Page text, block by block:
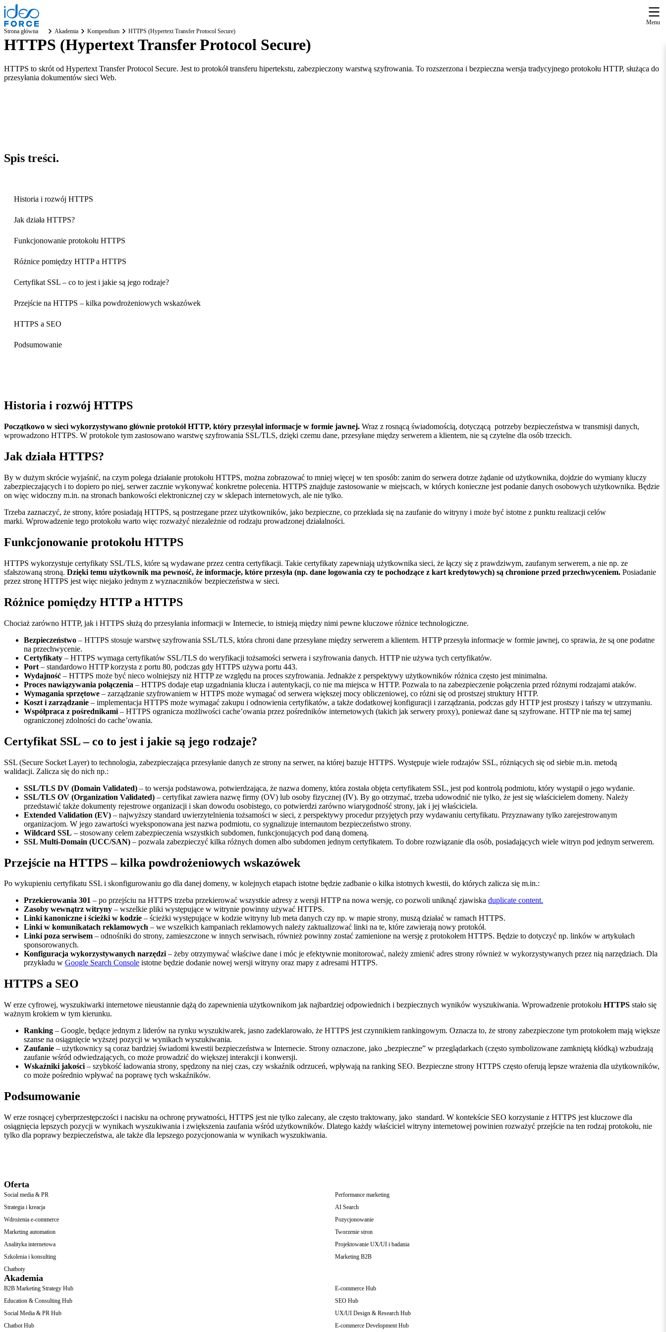
Menu
Strona główna
Akademia Kompendium HTTPS (Hypertext Transfer Protocol Secure)
HTTPS (Hypertext Transfer Protocol Secure)
HTTPS to skrót od Hypertext Transfer Protocol Secure. Jest to protokół transferu hipertekstu, zabezpieczony warstwą szyfrowania. To rozszerzona i bezpieczna wersja tradycyjnego protokołu HTTP, służąca do
przesyłania dokumentów sieci Web.
Spis treści.
Historia i rozwój HTTPS
Jak działa HTTPS?
Funkcjonowanie protokołu HTTPS
Różnice pomiędzy HTTP a HTTPS
Certyfikat SSL – co to jest i jakie są jego rodzaje?
Przejście na HTTPS – kilka powdrożeniowych wskazówek
HTTPS a SEO
Podsumowanie
Historia i rozwój HTTPS
Początkowo w sieci wykorzystywano głównie protokół HTTP, który przesyłał informacje w formie jawnej. Wraz z rosnącą świadomością, dotyczącą potrzeby bezpieczeństwa w transmisji danych,
wprowadzono HTTPS. W protokole tym zastosowano warstwę szyfrowania SSL/TLS, dzięki czemu dane, przesyłane między serwerem a klientem, nie są czytelne dla osób trzecich.
Jak działa HTTPS?
By w dużym skrócie wyjaśnić, na czym polega działanie protokołu HTTPS, można zobrazować to mniej więcej w ten sposób: zanim do serwera dotrze żądanie od użytkownika, dojdzie do wymiany kluczy
zabezpieczających i to dopiero po niej, serwer zacznie wykonywać konkretne polecenia. HTTPS znajduje zastosowanie w miejscach, w których konieczne jest podanie danych osobowych użytkownika. Będzie
on więc widoczny m.in. na stronach bankowości elektronicznej czy w sklepach internetowych, ale nie tylko.
Trzeba zaznaczyć, że strony, które posiadają HTTPS, są postrzegane przez użytkowników, jako bezpieczne, co przekłada się na zaufanie do witryny i może być istotne z punktu realizacji celów
marki. Wprowadzenie tego protokołu warto więc rozważyć niezależnie od rodzaju prowadzonej działalności.
Funkcjonowanie protokołu HTTPS
HTTPS wykorzystuje certyfikaty SSL/TLS, które są wydawane przez centra certyfikacji. Takie certyfikaty zapewniają użytkownika sieci, że łączy się z prawdziwym, zaufanym serwerem, a nie np. ze
sfałszowaną stroną. Dzięki temu użytkownik ma pewność, że informacje, które przesyła (np. dane logowania czy te pochodzące z kart kredytowych) są chronione przed przechwyceniem. Posiadanie
przez stronę HTTPS jest więc niejako jednym z wyznaczników bezpieczeństwa w sieci.
Różnice pomiędzy HTTP a HTTPS
Chociaż zarówno HTTP, jak i HTTPS służą do przesyłania informacji w Internecie, to istnieją między nimi pewne kluczowe różnice technologiczne.
Bezpieczeństwo – HTTPS stosuje warstwę szyfrowania SSL/TLS, która chroni dane przesyłane między serwerem a klientem. HTTP przesyła informacje w formie jawnej, co sprawia, że są one podatne
na przechwycenie.
Certyfikaty – HTTPS wymaga certyfikatów SSL/TLS do weryfikacji tożsamości serwera i szyfrowania danych. HTTP nie używa tych certyfikatów.
Port – standardowo HTTP korzysta z portu 80, podczas gdy HTTPS używa portu 443.
Wydajność – HTTPS może być nieco wolniejszy niż HTTP ze względu na proces szyfrowania. Jednakże z perspektywy użytkowników różnica często jest minimalna.
Proces nawiązywania połączenia – HTTPS dodaje etap uzgadniania klucza i autentykacji, co nie ma miejsca w HTTP. Pozwala to na zabezpieczenie połączenia przed różnymi rodzajami ataków.
Wymagania sprzętowe – zarządzanie szyfrowaniem w HTTPS może wymagać od serwera większej mocy obliczeniowej, co różni się od prostszej struktury HTTP.
Koszt i zarządzanie – implementacja HTTPS może wymagać zakupu i odnowienia certyfikatów, a także dodatkowej konfiguracji i zarządzania, podczas gdy HTTP jest prostszy i tańszy w utrzymaniu.
Współpraca z pośrednikami – HTTPS ogranicza możliwości cache’owania przez pośredników internetowych (takich jak serwery proxy), ponieważ dane są szyfrowane. HTTP nie ma tej samej
ograniczonej zdolności do cache’owania.
Certyfikat SSL – co to jest i jakie są jego rodzaje?
SSL (Secure Socket Layer) to technologia, zabezpieczająca przesyłanie danych ze strony na serwer, na której bazuje HTTPS. Występuje wiele rodzajów SSL, różniących się od siebie m.in. metodą
walidacji. Zalicza się do nich np.:
SSL/TLS DV (Domain Validated) – to wersja podstawowa, potwierdzająca, że nazwa domeny, która została objęta certyfikatem SSL, jest pod kontrolą podmiotu, który wystąpił o jego wydanie.
SSL/TLS OV (Organization Validated) – certyfikat zawiera nazwę firmy (OV) lub osoby fizycznej (IV). By go otrzymać, trzeba udowodnić nie tylko, że jest się właścicielem domeny. Należy
przedstawić także dokumenty rejestrowe organizacji i skan dowodu osobistego, co potwierdzi zarówno wiarygodność strony, jak i jej właściciela.
Extended Validation (EV) – najwyższy standard uwierzytelnienia tożsamości w sieci, z perspektywy procedur przyjętych przy wydawaniu certyfikatu. Przyznawany tylko zarejestrowanym
organizacjom. W jego zawartości wyeksponowana jest nazwa podmiotu, co sygnalizuje internautom bezpieczeństwo strony.
Wildcard SSL – stosowany celem zabezpieczenia wszystkich subdomen, funkcjonujących pod daną domeną.
SSL Multi-Domain (UCC/SAN) – pozwala zabezpieczyć kilka różnych domen albo subdomen jednym certyfikatem. To dobre rozwiązanie dla osób, posiadających wiele witryn pod jednym serwerem.
Przejście na HTTPS – kilka powdrożeniowych wskazówek
Po wykupieniu certyfikatu SSL i skonfigurowaniu go dla danej domeny, w kolejnych etapach istotne będzie zadbanie o kilka istotnych kwestii, do których zalicza się m.in.:
Przekierowania 301 – po przejściu na HTTPS trzeba przekierować wszystkie adresy z wersji HTTP na nowa wersję, co pozwoli uniknąć zjawiska duplicate content.
Zasoby wewnątrz witryny – wszelkie pliki występujące w witrynie powinny używać HTTPS.
Linki kanoniczne i ścieżki w kodzie – ścieżki występujące w kodzie witryny lub meta danych czy np. w mapie strony, muszą działać w ramach HTTPS.
Linki w komunikatach reklamowych – we wszelkich kampaniach reklamowych należy zaktualizować linki na te, które zawierają nowy protokół.
Linki poza serwisem – odnośniki do strony, zamieszczone w innych serwisach, również powinny zostać zamienione na wersję z protokołem HTTPS. Będzie to dotyczyć np. linków w artykułach
sponsorowanych.
Konfiguracja wykorzystywanych narzędzi– żeby otrzymywać właściwe dane i móc je efektywnie monitorować, należy zmienić adres strony również w wykorzystywanych przez nią narzędziach. Dla
przykładu w Google Search Console istotne będzie dodanie nowej wersji witryny oraz mapy z adresami HTTPS.
HTTPS a SEO
W erze cyfrowej, wyszukiwarki internetowe nieustannie dążą do zapewnienia użytkownikom jak najbardziej odpowiednich i bezpiecznych wyników wyszukiwania. Wprowadzenie protokołu HTTPS stało się
ważnym krokiem w tym kierunku.
Ranking – Google, będące jednym z liderów na rynku wyszukiwarek, jasno zadeklarowało, że HTTPS jest czynnikiem rankingowym. Oznacza to, że strony zabezpieczone tym protokołem mają większe
szanse na osiągnięcie wyższej pozycji w wynikach wyszukiwania.
Zaufanie – użytkownicy są coraz bardziej świadomi kwestii bezpieczeństwa w Internecie. Strony oznaczone, jako „bezpieczne” w przeglądarkach (często symbolizowane zamkniętą kłódką) wzbudzają
zaufanie wśród odwiedzających, co może prowadzić do większej interakcji i konwersji.
Wskaźniki jakości – szybkość ładowania strony, spędzony na niej czas, czy wskaźnik odrzuceń, wpływają na ranking SEO. Bezpieczne strony HTTPS często oferują lepsze wrażenia dla użytkowników,
co może pośrednio wpływać na poprawę tych wskaźników.
Podsumowanie
W erze rosnącej cyberprzestępczości i nacisku na ochronę prywatności, HTTPS jest nie tylko zalecany, ale często traktowany, jako standard. W kontekście SEO korzystanie z HTTPS jest kluczowe dla
osiągnięcia lepszych pozycji w wynikach wyszukiwania i zwiększenia zaufania wśród użytkowników. Dlatego każdy właściciel witryny internetowej powinien rozważyć przejście na ten rodzaj protokołu, nie
tylko dla poprawy bezpieczeństwa, ale także dla lepszego pozycjonowania w wynikach wyszukiwania.
Oferta
Social media & PR
Performance marketing
Strategia i kreacja
AI Search
Wdrożenia e-commerce
Pozycjonowanie
Marketing automation
Tworzenie stron
Analityka internetowa
Projektowanie UX/UI i badania
Szkolenia i konsulting
Marketing B2B
Chatboty
Akademia
B2B Marketing Strategy Hub
E-commerce Hub
Education & Consulting Hub
SEO Hub
Social Media & PR Hub
UX/UI Design & Research Hub
Chatbot Hub
E-commerce Development Hub